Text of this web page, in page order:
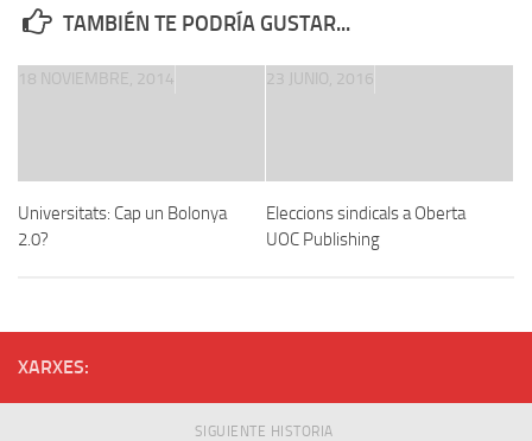
TAMBIÉN TE PODRÍA GUSTAR...
Universitats: Cap un Bolonya
2.0?
18 NOVIEMBRE, 2014
Eleccions sindicals a Oberta
UOC Publishing
23 JUNIO, 2016
XARXES:
SIGUIENTE HISTORIA